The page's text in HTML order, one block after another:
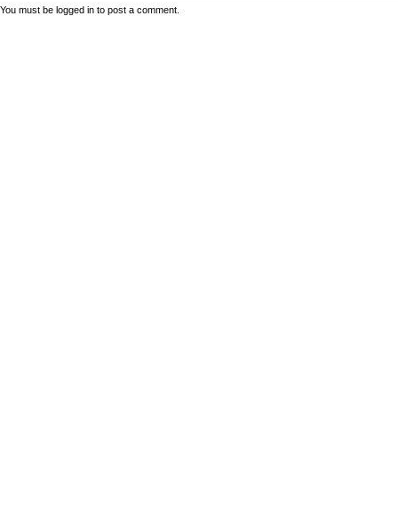
You must be logged in to post a comment.